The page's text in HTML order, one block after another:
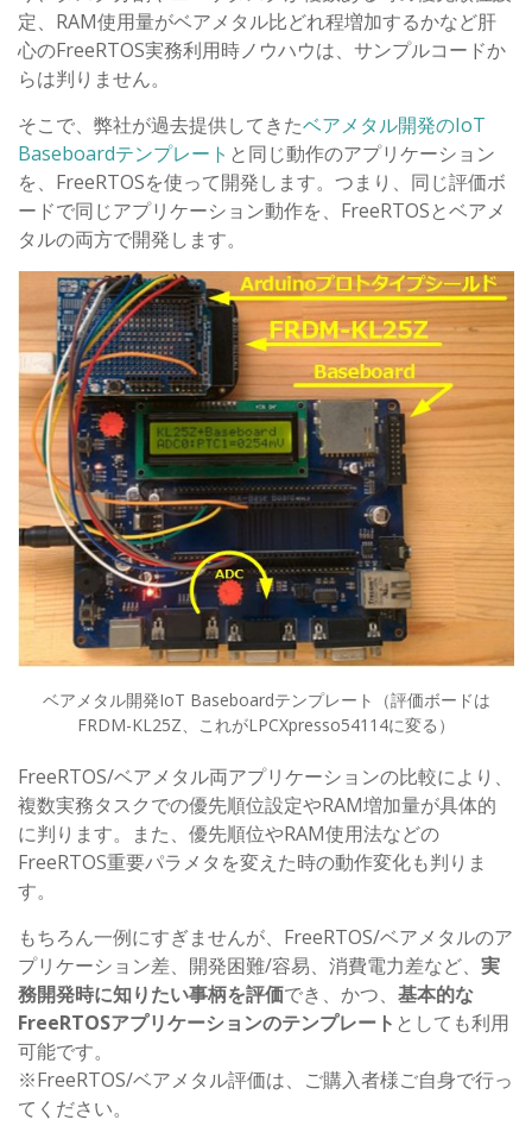
定、RAM使用量がベアメタル比どれ程増加するかなど肝
心のFreeRTOS実務利用時ノウハウは、サンプルコードか
らは判りません。
そこで、弊社が過去提供してきたベアメタル開発のIoT
Baseboardテンプレート と同じ動作のアプリケーション
を、FreeRTOSを使って開発します。つまり、同じ評価ボ
ードで同じアプリケーション動作を、FreeRTOSとベアメ
タルの両方で開発します。
ベアメタル開発IoT Baseboardテンプレート（評価ボードは
FRDM-KL25Z、これがLPCXpresso54114に変る）
FreeRTOS/ベアメタル両アプリケーションの比較により、
複数実務タスクでの優先順位設定やRAM増加量が具体的
に判ります。また、優先順位やRAM使用法などの
FreeRTOS重要パラメタを変えた時の動作変化も判りま
す。
もちろん一例にすぎませんが、FreeRTOS/ベアメタルのア
プリケーション差、開発困難/容易、消費電力差など、 実
務開発時に知りたい事柄を評価でき、かつ、 基本的な
FreeRTOSアプリケーションのテンプレート としても利用
可能です。
※FreeRTOS/ベアメタル評価は、ご購入者様ご自身で行っ
てください。